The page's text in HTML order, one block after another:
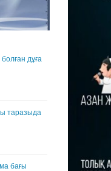
дұға
таразыда
бағы